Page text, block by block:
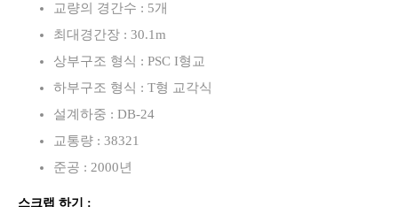
교량의 경간수 : 5개
최대경간장 : 30.1m
상부구조 형식 : PSC I형교
하부구조 형식 : T형 교각식
설계하중 : DB-24
교통량 : 38321
준공 : 2000년
스크랩 하기 :